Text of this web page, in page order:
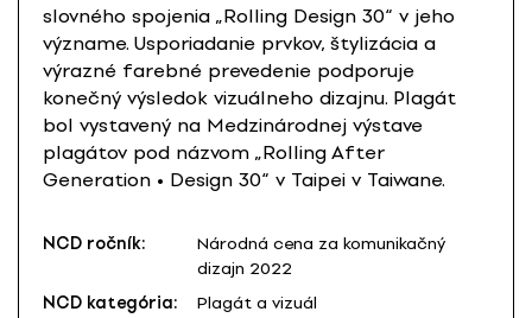
slovného spojenia „Rolling Design 30“ v jeho
význame. Usporiadanie prvkov, štylizácia a
výrazné farebné prevedenie podporuje
konečný výsledok vizuálneho dizajnu. Plagát
bol vystavený na Medzinárodnej výstave
plagátov pod názvom „Rolling After
Generation • Design 30“ v Taipei v Taiwane.
NCD ročník:
Národná cena za komunikačný
dizajn 2022
NCD kategória:
Plagát a vizuál